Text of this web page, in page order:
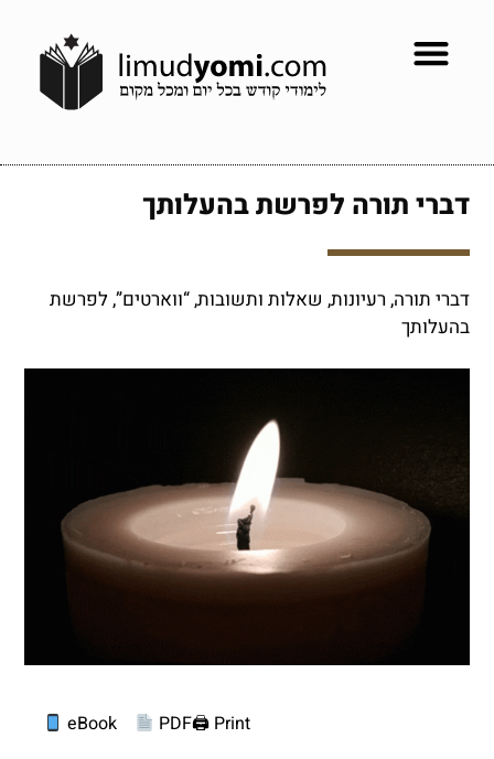
דברי תורה לפרשת בהעלותך
דברי תורה, רעיונות, שאלות ותשובות, “ווארטים”, לפרשת
בהעלותך
Print 🖨
PDF
eBook